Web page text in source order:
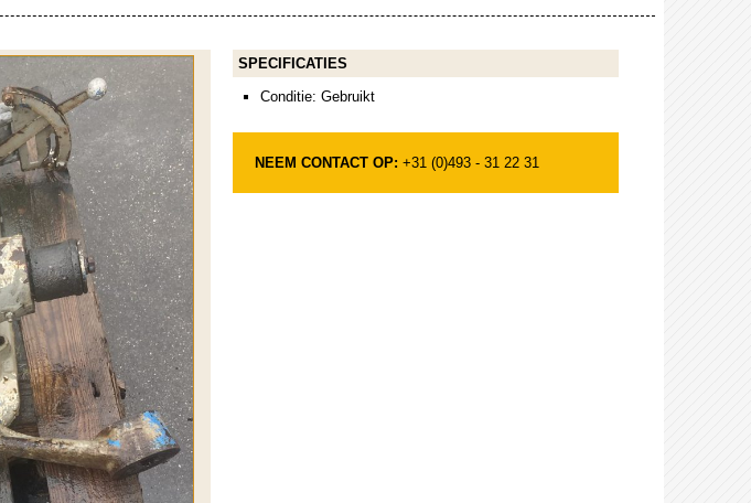
SPECIFICATIES
Conditie: Gebruikt
NEEM CONTACT OP: +31 (0)493 - 31 22 31